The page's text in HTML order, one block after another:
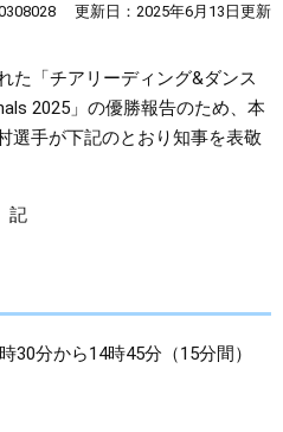
更新日：2025年6月13日更新
た「チアリーディング&ダンス
2025」の優勝報告のため、本
選手が下記のとおり知事を表敬
記
30分から14時45分（15分間）